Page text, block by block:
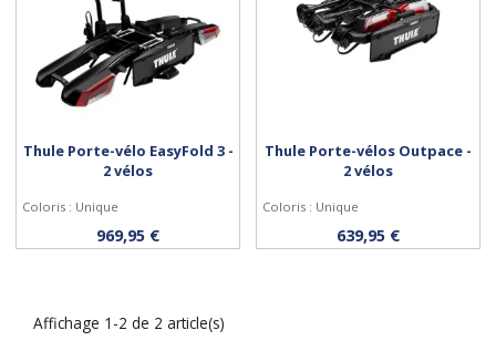
Acheter
Thule Porte-vélo EasyFold 3 -
2 vélos
Coloris : Unique
969,95 € Acheter
Thule Porte-vélos Outpace -
2 vélos
Coloris : Unique
639,95 €
Affichage 1-2 de 2 article(s)